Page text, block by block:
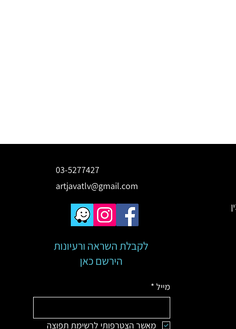
03-5277427
artjavatlv@gmail.com
לקבלת השראה ורעיונות
הירשם כאן
מייל *
מאשר הצטרפותי לרשימת תפוצה